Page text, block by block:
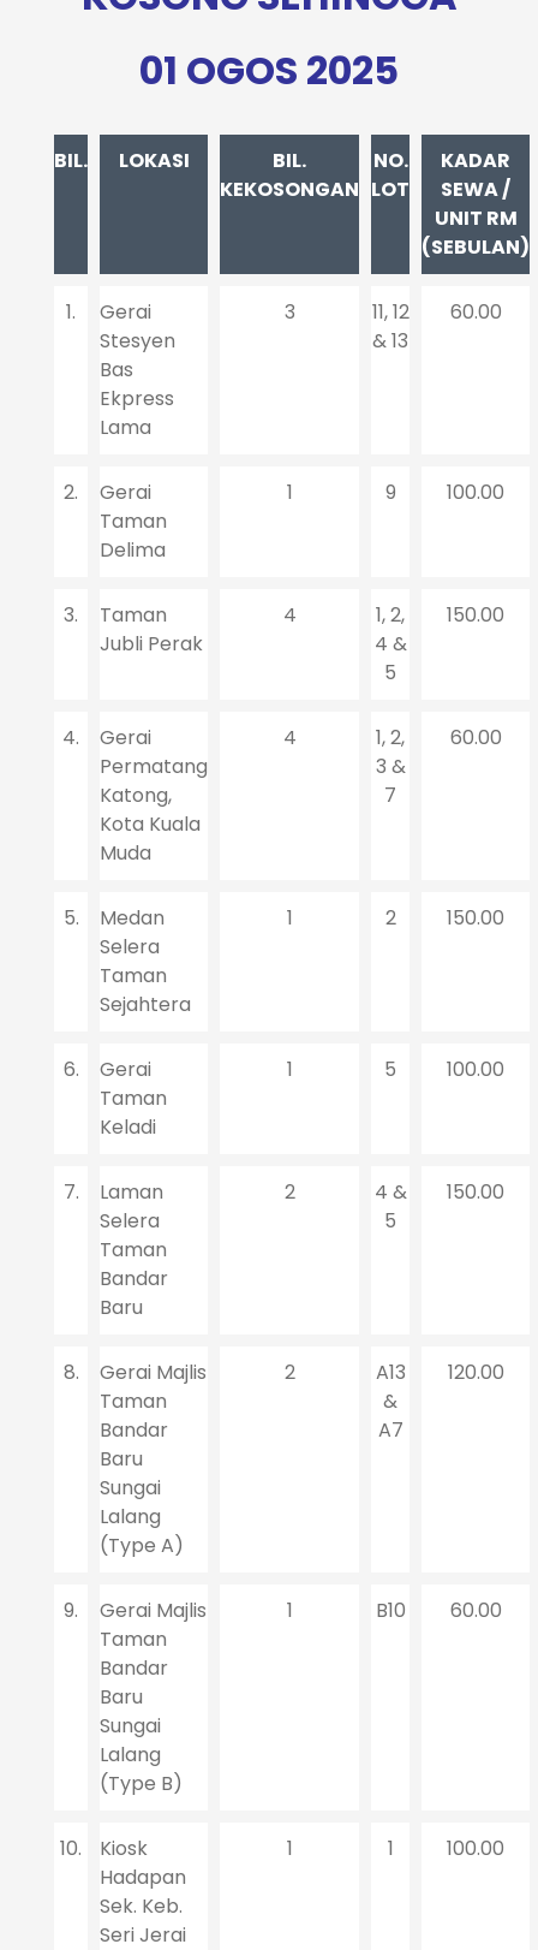
01 OGOS 2025
BIL. LOKASI
BIL.
KEKOSONGAN
NO.
LOT
KADAR
SEWA /
UNIT RM
(SEBULAN)
1.
Gerai
Stesyen
Bas
Ekpress
Lama
3
11, 12
& 13
60.00
2.
Gerai
Taman
Delima
1 9 100.00
3.
Taman
Jubli Perak
4
1, 2,
4 &
5
150.00
4.
Gerai
Permatang
Katong,
Kota Kuala
Muda
4
1, 2,
3 &
7
60.00
5.
Medan
Selera
Taman
Sejahtera
1 2 150.00
6.
Gerai
Taman
Keladi
1 5 100.00
7.
Laman
Selera
Taman
Bandar
Baru
2
4 &
5
150.00
8.
Gerai Majlis
Taman
Bandar
Baru
Sungai
Lalang
(Type A)
2
A13
&
A7
120.00
9.
Gerai Majlis
Taman
Bandar
Baru
Sungai
Lalang
(Type B)
1 B10 60.00
10.
Kiosk
Hadapan
Sek. Keb.
Seri Jerai
1 1 100.00